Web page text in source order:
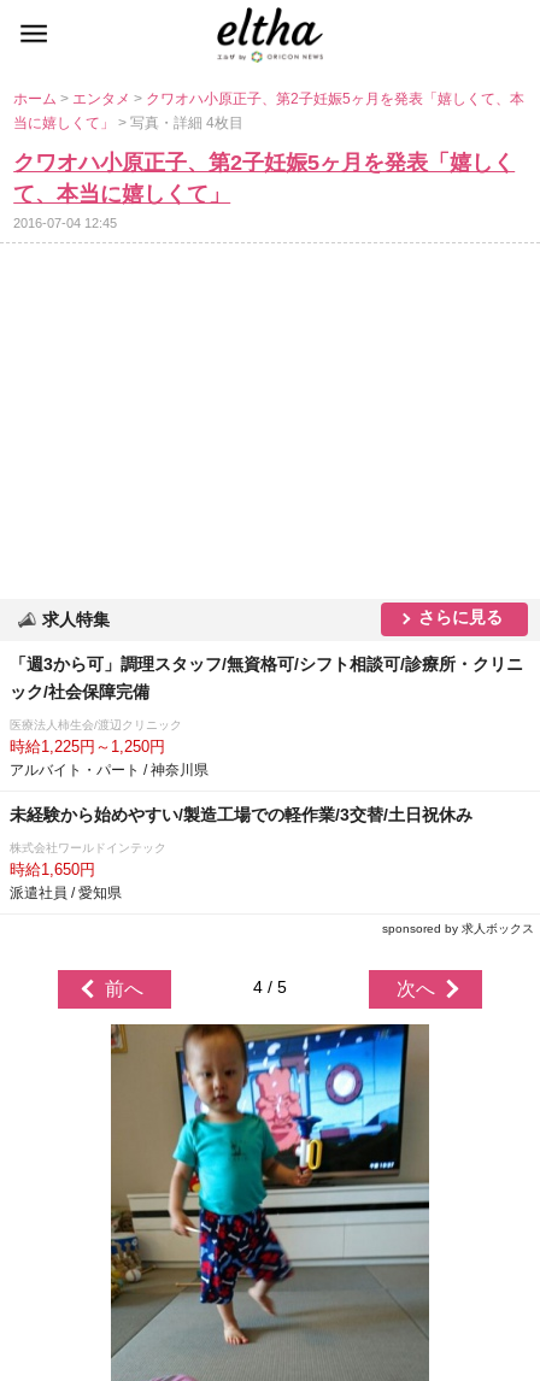
ホーム> エンタメ> クワオハ小原正子、第2子妊娠5ヶ月を発表「嬉しくて、本
当に嬉しくて」> 写真・詳細 4枚目
クワオハ小原正子、第2子妊娠5ヶ月を発表「嬉しく
て、本当に嬉しくて」
2016-07-04 12:45
求人特集 さらに見る
「週3から可」調理スタッフ/無資格可/シフト相談可/診療所・クリニ
ック/社会保障完備
医療法人柿生会/渡辺クリニック
時給1,225円～1,250円
アルバイト・パート / 神奈川県
未経験から始めやすい/製造工場での軽作業/3交替/土日祝休み
株式会社ワールドインテック
時給1,650円
派遣社員 / 愛知県
sponsored by 求人ボックス
前へ 4 / 5 次へ